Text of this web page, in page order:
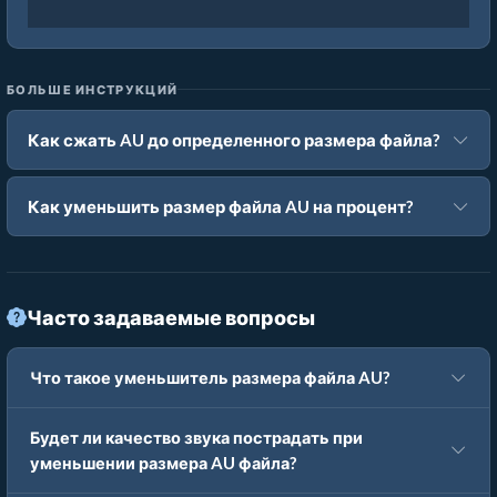
БОЛЬШЕ ИНСТРУКЦИЙ
Как сжать AU до определенного размера файла?
Как уменьшить размер файла AU на процент?
Часто задаваемые вопросы
Что такое уменьшитель размера файла AU?
Будет ли качество звука пострадать при
уменьшении размера AU файла?